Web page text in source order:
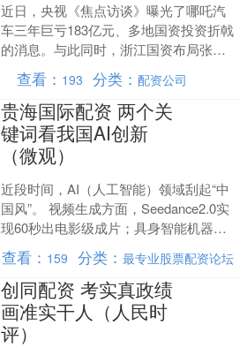
近日，央视《焦点访谈》曝光了哪吒汽
车三年巨亏183亿元、多地国资投资折戟
的消息。与此同时，浙江国资布局张雪
机车则被舆论视为国资精准投资的成功
案例。 实际上，对张....
查看： 193 分类：配资公司
贵海国际配资 两个关
键词看我国AI创新
（微观）
近段时间，AI（人工智能）领域刮起“中
国风”。 视频生成方面，Seedance2.0实
现60秒出电影级成片；具身智能机器
人，已能表演“盘核桃”“串烤肠”等复合
动....
查看： 159 分类： 最专业股票配资论坛
创同配资 考实真政绩
画准实干人（人民时
评）